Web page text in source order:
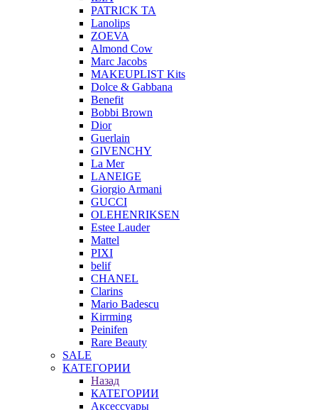
PATRICK TA
Lanolips
ZOEVA
Almond Cow
Marc Jacobs
MAKEUPLIST Kits
Dolce & Gabbana
Benefit
Bobbi Brown
Dior
Guerlain
GIVENCHY
La Mer
LANEIGE
Giorgio Armani
GUCCI
OLEHENRIKSEN
Estee Lauder
Mattel
PIXI
belif
CHANEL
Clarins
Mario Badescu
Kirrming
Peinifen
Rare Beauty
SALE
КАТЕГОРИИ
Назад
КАТЕГОРИИ
Аксессуары